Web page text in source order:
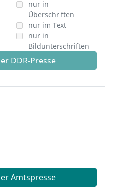
nur in
Überschriften
nur im Text
nur in
Bildunterschriften
DDR-Presse
Amtspresse